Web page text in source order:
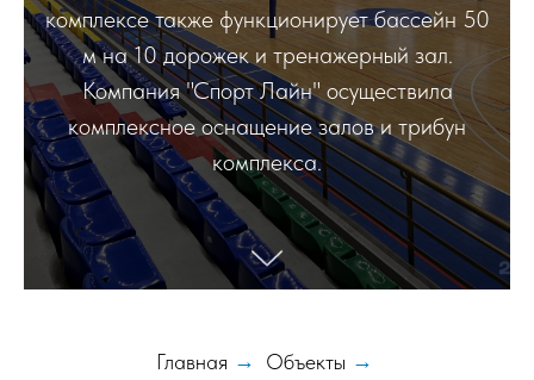
комплексе также функционирует бассейн 50
м на 10 дорожек и тренажерный зал.
Компания "Спорт Лайн" осуществила
комплексное оснащение залов и трибун
комплекса.
Главная → Объекты →